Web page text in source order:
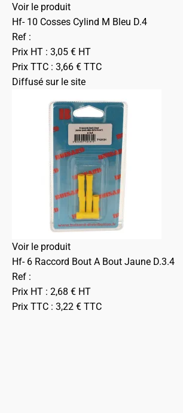
Voir le produit
Hf- 10 Cosses Cylind M Bleu D.4
Ref :
Prix HT : 3,05 € HT
Prix TTC : 3,66 € TTC
Diffusé sur le site
Voir le produit
Hf- 6 Raccord Bout A Bout Jaune D.3.4
Ref :
Prix HT : 2,68 € HT
Prix TTC : 3,22 € TTC